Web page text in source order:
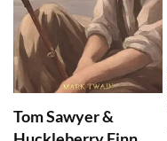
Tom Sawyer &